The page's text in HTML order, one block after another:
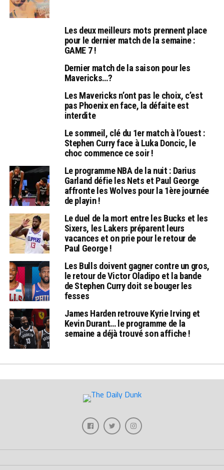
Les deux meilleurs mots prennent place
pour le dernier match de la semaine :
GAME 7 !
Dernier match de la saison pour les
Mavericks…?
Les Mavericks n’ont pas le choix, c’est
pas Phoenix en face, la défaite est
interdite
Le sommeil, clé du 1er match à l’ouest :
Stephen Curry face à Luka Doncic, le
choc commence ce soir !
Le programme NBA de la nuit : Darius
Garland défie les Nets et Paul George
affronte les Wolves pour la 1ère journée
de playin !
Le duel de la mort entre les Bucks et les
Sixers, les Lakers préparent leurs
vacances et on prie pour le retour de
Paul George !
Les Bulls doivent gagner contre un gros,
le retour de Victor Oladipo et la bande
de Stephen Curry doit se bouger les
fesses
James Harden retrouve Kyrie Irving et
Kevin Durant… le programme de la
semaine a déjà trouvé son affiche !